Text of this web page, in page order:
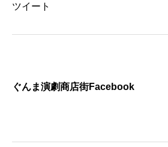
ツイート
ぐんま演劇商店街Facebook